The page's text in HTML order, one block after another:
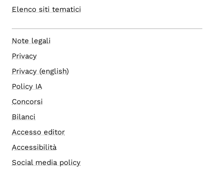
Elenco siti tematici
Note legali
Privacy
Privacy (english)
Policy IA
Concorsi
Bilanci
Accesso editor
Accessibilità
Social media policy